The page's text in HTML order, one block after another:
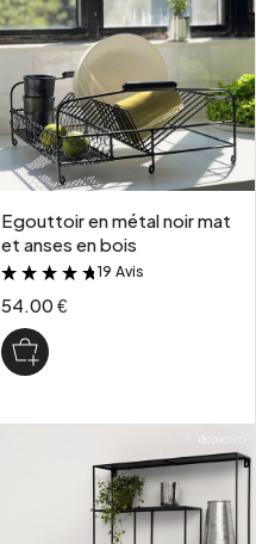
Egouttoir en métal noir mat
et anses en bois
&
19 Avis
54.00 €